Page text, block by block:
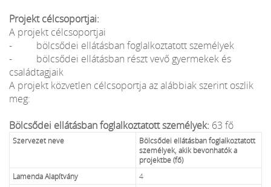
Projekt célcsoportjai:
A projekt célcsoportjai
- bölcsődei ellátásban foglalkoztatott személyek
- bölcsődei ellátásban részt vevő gyermekek és
családtagjaik
A projekt közvetlen célcsoportja az alábbiak szerint oszlik
meg:
Bölcsődei ellátásban foglalkoztatott személyek: 63 fő
Szervezet neve
Bölcsődei ellátásban foglalkoztatott
személyek, akik bevonhatók a
projektbe (fő)
Lamenda Alapítvány
4